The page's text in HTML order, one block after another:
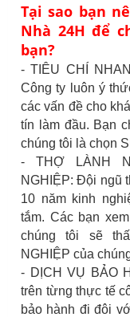
Tại sao bạn
Nhà 24H để
bạn?
- TIÊU CHÍ
Công ty luôn ý
các vấn đề cho
tín làm đầu. Bạn
chúng tôi là chọn
- THỢ LÀNH
NGHIỆP: Đội ngũ
10 năm kinh
tắm. Các bạn
chúng tôi sẽ
NGHIỆP của
- DỊCH VỤ BẢO
trên từng thực tế
bảo hành đi đôi